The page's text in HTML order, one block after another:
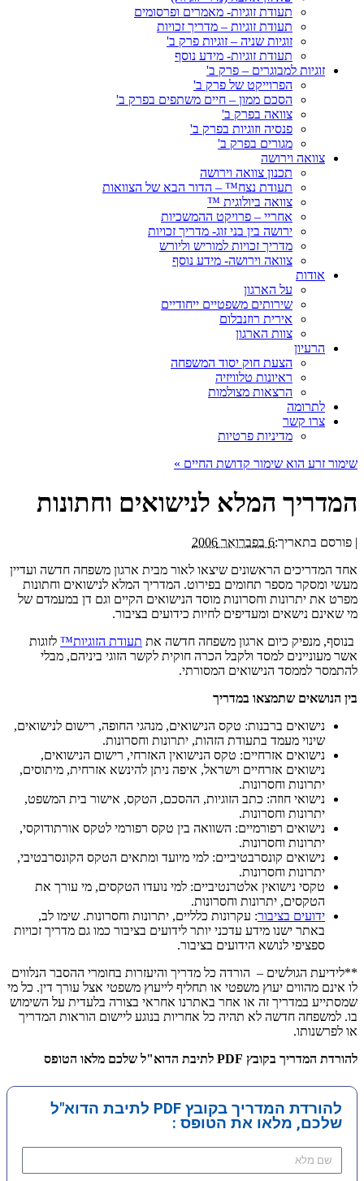
תעודת זוגיות- מאמרים ופרסומים
תעודת זוגיות – מדריך זכויות
זוגיות שניה – זוגיות פרק ב'
תעודת זוגיות- מידע נוסף
זוגיות למבוגרים – פרק ב'
הפרוייקט של פרק ב'
הסכם ממון – חיים משתפים בפרק ב'
צוואה בפרק ב'
פנסיה וזוגיות בפרק ב'
מגורים בפרק ב'
צוואה וירושה
תכנון צוואה וירושה
תעודת נצח™ – הדור הבא של הצוואות
צוואה ביולוגית ™
אחריי – פרויקט ההמשכיות
ירושה בין בני זוג- מדריך זכויות
מדריך זכויות למוריש וליורש
צוואה וירושה- מידע נוסף
אודות
על הארגון
שירותים משפטיים ייחודיים
אירית רוזנבלום
צוות הארגון
הרעיון
הצעת חוק יסוד המשפחה
ראיונות טלוויזיה
הרצאות מצולמות
לתרומה
צרו קשר
מדיניות פרטיות
שימור זרע הוא שימור קדושת החיים »
המדריך המלא לנישואים וחתונות
| פורסם בתאריך:6 בפברואר 2006
אחד המדריכים הראשונים שיצאו לאור מבית ארגון משפחה חדשה ועדיין
מעשי ומסקר מספר תחומים בפירוט. המדריך המלא לנישואים וחתונות
מפרט את יתרונות וחסרונות מוסד הנישואים הקיים וגם דן במעמדם של
מי שאינם נישאים ומעדיפים לחיות כידועים בציבור.
בנוסף, מנפיק כיום ארגון משפחה חדשה את תעודת הזוגיות™ לזוגות
אשר מעוניינים למסד ולקבל הכרה חוקית לקשר הזוגי ביניהם, מבלי
להתמסר לממסד הנישואים המסורתי.
בין הנושאים שתמצאו במדריך
נישואים ברבנות: טקס הנישואים, מנהגי החופה, רישום לנישואים,
שינוי מעמד בתעודת הזהות, יתרונות וחסרונות.
נישואים אזרחיים: טקס הנישואין האזרחי, רישום הנישואים,
נישואים אזרחיים וישראל, איפה ניתן להינשא אזרחית, מיתוסים,
יתרונות וחסרונות.
נישואי חוזה: כתב הזוגיות, ההסכם, הטקס, אישור בית המשפט,
יתרונות וחסרונות.
נישואים רפורמיים: השוואה בין טקס רפורמי לטקס אורתודוקסי,
יתרונות וחסרונות.
נישואים קונסרבטיביים: למי מיועד ומתאים הטקס הקונסרבטיבי,
יתרונות וחסרונות.
טקסי נישואין אלטרנטיביים: למי נועדו הטקסים, מי עורך את
הטקסים, יתרונות וחסרונות.
ידועים בציבור: עקרונות כלליים, יתרונות וחסרונות. שימו לב,
באתר ישנו מידע עדכני יותר לידועים בציבור כמו גם מדריך זכויות
ספציפי לנושא הידועים בציבור.
**לידיעת הגולשים – הורדה כל מדריך והיעזרות בחומרי ההסבר הנלווים
לו אינם מהווים יעוץ משפטי או תחליף לייעוץ משפטי אצל עורך דין. כל מי
שמסתייע במדריך זה או אחר באתרנו אחראי בצורה בלעדית על השימוש
בו. למשפחה חדשה לא תהיה כל אחריות בנוגע ליישום הוראות המדריך
או לפרשנותו.
להורדת המדריך בקובץ PDF לתיבת הדוא"ל שלכם מלאו הטופס
להורדת המדריך בקובץ PDF לתיבת הדוא"ל
שלכם, מלאו את הטופס :